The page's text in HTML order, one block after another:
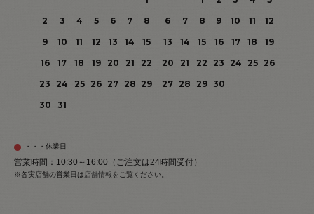
2
3 4 5 6 7
8
9
10 11 12 13 14
15
16
17 18 19 20 21
22
23
24 25 26 27 28 29
30
31
6
7 8 9 10 11
12
13
14 15 16 17 18
19
20
21 22 23 24 25
26
27 28 29 30
・・・休業日
営業時間：10:30～16:00（ご注文は24時間受付）
※各実店舗の営業日は 店舗情報をご覧ください。